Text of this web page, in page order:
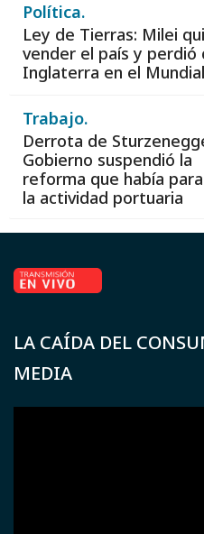
Política.
Ley de Tierras: Milei
vender el país y perdió
Inglaterra en el Mundial
Trabajo.
Derrota de
Gobierno suspendió la
reforma que había
la actividad portuaria
LA CAÍDA DEL
MEDIA